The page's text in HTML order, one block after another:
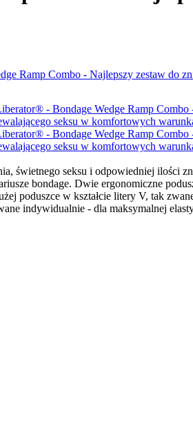
świetnego seksu i odpowiedniej
bondage. Dwie ergonomiczne
poduszce w kształcie litery V, tak
indywidualnie - dla maksymalnej